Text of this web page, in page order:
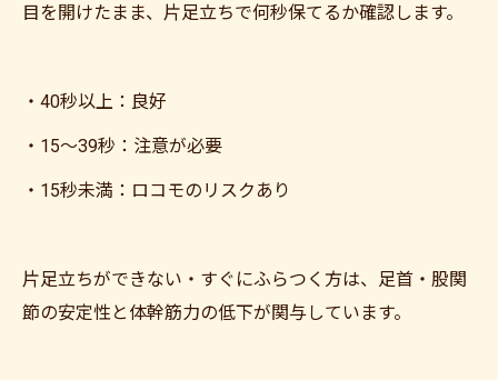
目を開けたまま、片足立ちで何秒保てるか確認します。
・40秒以上：良好
・15〜39秒：注意が必要
・15秒未満：ロコモのリスクあり
片足立ちができない・すぐにふらつく方は、足首・股関
節の安定性と体幹筋力の低下が関与しています。